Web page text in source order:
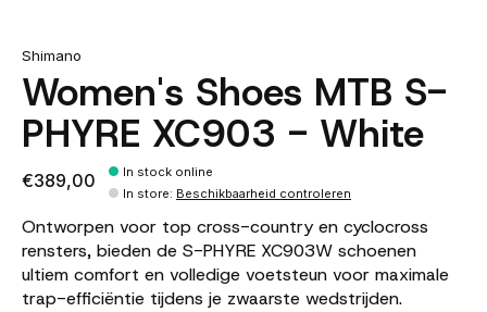
Shimano
Women's Shoes MTB S-
PHYRE XC903 - White
€389,00
In stock online
In store: Beschikbaarheid controleren
Ontworpen voor top cross-country en cyclocross
rensters, bieden de S-PHYRE XC903W schoenen
ultiem comfort en volledige voetsteun voor maximale
trap-efficiëntie tijdens je zwaarste wedstrijden.